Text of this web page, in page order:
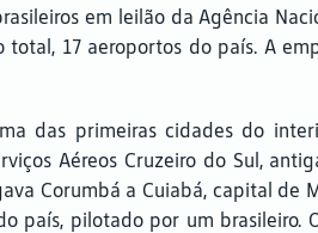
em leilão da Agência
total, 17 aeroportos do país. A
das primeiras cidades do
Aéreos Cruzeiro do Sul,
Corumbá a Cuiabá, capital de
país, pilotado por um